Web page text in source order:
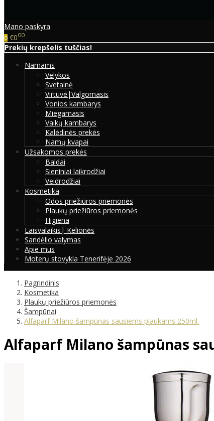
Mano paskyra
0 €000
Prekių krepšelis tuščias!
Namams
Velykos
Svetainė
Virtuvė|Valgomasis
Vonios kambarys
Miegamasis
Vaikų kambarys
Kalėdinės prekės
Namų kvapai
Užsakomos prekės
Baldai
Sieniniai laikrodžiai
Veidrodžiai
Kosmetika
Odos priežiūros priemonės
Plaukų priežiūros priemonės
Higiena
Laisvalaikis| Kelionės
Sandėlio valymas
Apie mus
Moterų stovykla Tenerifėje 2026
Pagrindinis
Kosmetika
Plaukų priežiūros priemonės
Šampūnai
Alfaparf Milano šampūnas sausiems plaukams 250ml.
Alfaparf Milano šampūnas